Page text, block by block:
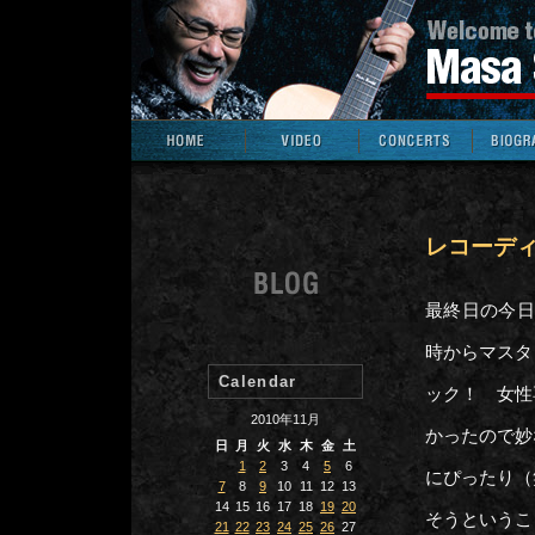
レコーデ
最終日の今
時からマス
ック！ 女性
かったので
にぴったり
そうという
Calendar
2010年11月
日
月 火 水 木 金
土
1
2 3 4 5
6
7
8 9 10 11 12 13
14 15 16 17 18 19 20
21 22 23 24 25 26 27